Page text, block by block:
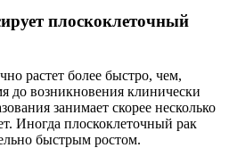
плоскоклеточный
растет более быстро, чем,
до возникновения клинически
занимает скорее несколько
Иногда плоскоклеточный рак
быстрым ростом.